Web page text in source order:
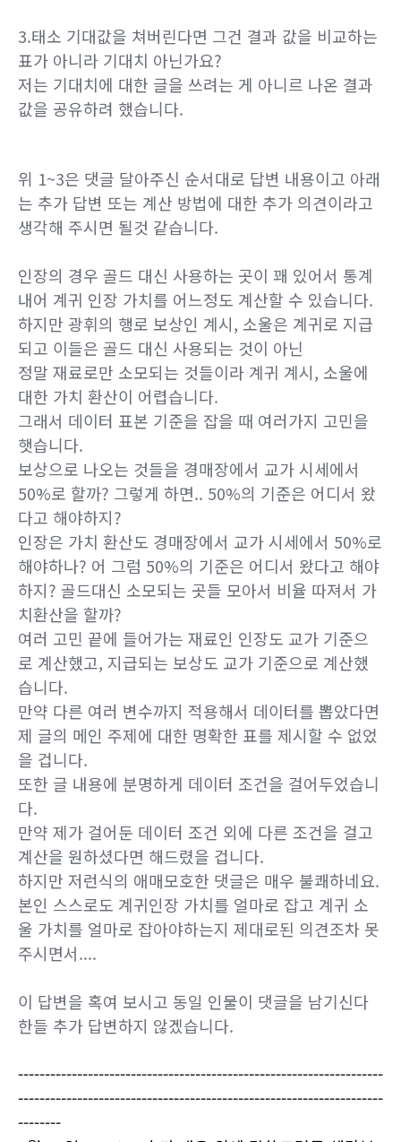
3.태소 기대값을 쳐버린다면 그건 결과 값을 비교하는
표가 아니라 기대치 아닌가요?
저는 기대치에 대한 글을 쓰려는 게 아니르 나온 결과
값을 공유하려 했습니다.
위 1~3은 댓글 달아주신 순서대로 답변 내용이고 아래
는 추가 답변 또는 계산 방법에 대한 추가 의견이라고
생각해 주시면 될것 같습니다.
인장의 경우 골드 대신 사용하는 곳이 꽤 있어서 통계
내어 계귀 인장 가치를 어느정도 계산할 수 있습니다.
하지만 광휘의 행로 보상인 계시, 소울은 계귀로 지급
되고 이들은 골드 대신 사용되는 것이 아닌
정말 재료로만 소모되는 것들이라 계귀 계시, 소울에
대한 가치 환산이 어렵습니다.
그래서 데이터 표본 기준을 잡을 때 여러가지 고민을
햇습니다.
보상으로 나오는 것들을 경매장에서 교가 시세에서
50%로 할까? 그렇게 하면.. 50%의 기준은 어디서 왔
다고 해야하지?
인장은 가치 환산도 경매장에서 교가 시세에서 50%로
해야하나? 어 그럼 50%의 기준은 어디서 왔다고 해야
하지? 골드대신 소모되는 곳들 모아서 비율 따져서 가
치환산을 할까?
여러 고민 끝에 들어가는 재료인 인장도 교가 기준으
로 계산했고, 지급되는 보상도 교가 기준으로 계산했
습니다.
만약 다른 여러 변수까지 적용해서 데이터를 뽑았다면
제 글의 메인 주제에 대한 명확한 표를 제시할 수 없었
을 겁니다.
또한 글 내용에 분명하게 데이터 조건을 걸어두었습니
다.
만약 제가 걸어둔 데이터 조건 외에 다른 조건을 걸고
계산을 원하셨다면 해드렸을 겁니다.
하지만 저런식의 애매모호한 댓글은 매우 불쾌하네요.
본인 스스로도 계귀인장 가치를 얼마로 잡고 계귀 소
울 가치를 얼마로 잡아야하는지 제대로된 의견조차 못
주시면서....
이 답변을 혹여 보시고 동일 인물이 댓글을 남기신다
한들 추가 답변하지 않겠습니다.
--------------------------------------------------------------------
--------------------------------------------------------------------
--------